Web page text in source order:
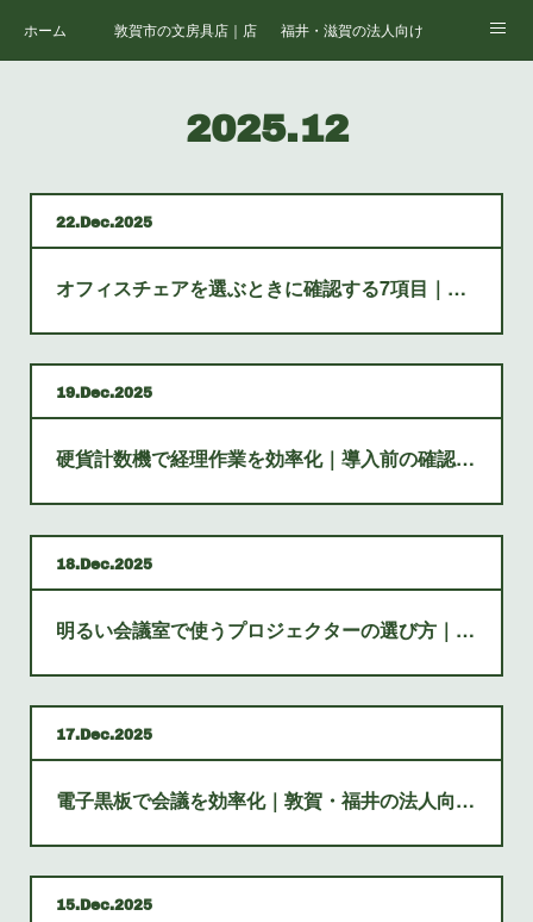
ホーム 敦賀市の文房具店｜店舗案内福井・滋賀の法人向けオフィス支援
福井・滋賀の法人向け文房具・消耗品一括調達
福井・滋賀の法人向けパソコン・IT機器
2025.12
22 Dec 2025
オフィスチェアを選ぶときに確認する7項目｜敦賀・福井
19 Dec 2025
硬貨計数機で経理作業を効率化｜導入前の確認項目
18 Dec 2025
明るい会議室で使うプロジェクターの選び方｜法人向け
17 Dec 2025
電子黒板で会議を効率化｜敦賀・福井の法人向け導入ガイド
15 Dec 2025